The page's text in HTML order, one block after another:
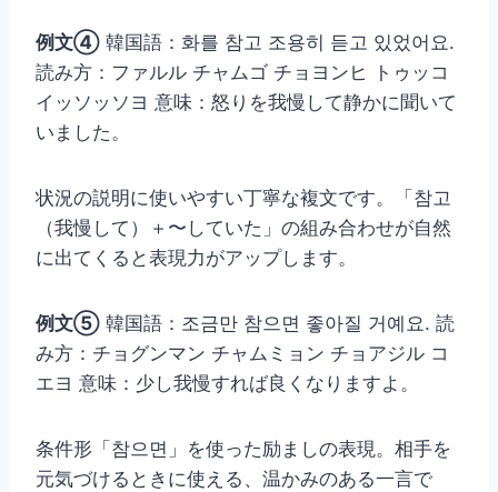
例文④ 韓国語：화를 참고 조용히 듣고 있었어요.
読み方：ファルル チャムゴ チョヨンヒ トゥッコ
イッソッソヨ 意味：怒りを我慢して静かに聞いて
いました。
状況の説明に使いやすい丁寧な複文です。「참고
（我慢して）＋〜していた」の組み合わせが自然
に出てくると表現力がアップします。
例文⑤ 韓国語：조금만 참으면 좋아질 거예요. 読
み方：チョグンマン チャムミョン チョアジル コ
エヨ 意味：少し我慢すれば良くなりますよ。
条件形「참으면」を使った励ましの表現。相手を
元気づけるときに使える、温かみのある一言で